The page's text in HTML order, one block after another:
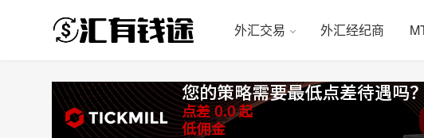
外汇交易 外汇经纪商